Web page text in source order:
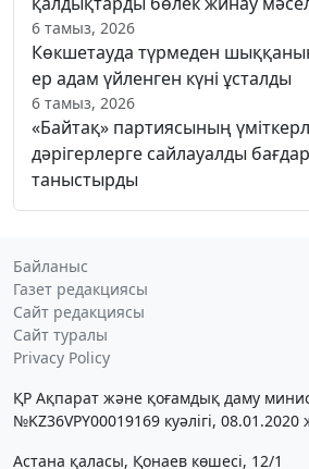
6 тамыз, 2026
Көкшетауда түрмеден
ер адам үйленген күні ұсталды
6 тамыз, 2026
«Байтақ» партиясының
дәрігерлерге сайлауалды
таныстырды
Байланыс
Газет редакциясы
Сайт редакциясы
Сайт туралы
Privacy Policy
ҚР Ақпарат және қоғамдық даму
№KZ36VPY00019169 куәлігі, 08.01.2020
Астана қаласы, Қонаев көшесі, 12/1